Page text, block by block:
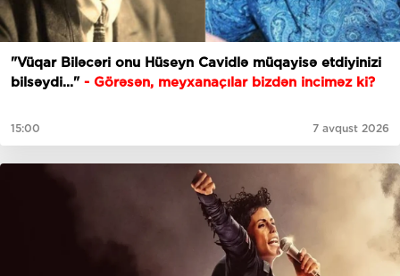
"Vüqar Biləcəri onu Hüseyn Cavidlə müqayisə etdiyinizi
bilsəydi..." - Görəsən, meyxanaçılar bizdən inciməz ki?
15:00 7 avqust 2026